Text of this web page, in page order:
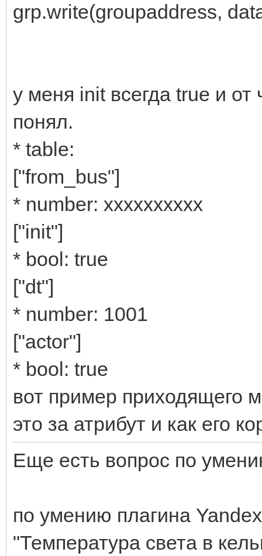
grp.write(groupaddress,
у меня init всегда true и от
понял.
* table:
["from_bus"]
* number: хххххххххх
["init"]
* bool: true
["dt"]
* number: 1001
["actor"]
* bool: true
вот пример приходящего
это за атрибут и как его
Еще есть вопрос по
по умению плагина
"Температура света в